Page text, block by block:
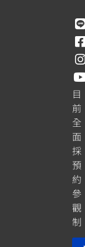
目
前
全
面
採
預
約
參
觀
制